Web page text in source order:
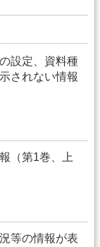
設定、資料種
されない情報
（第1巻、上
等の情報が表